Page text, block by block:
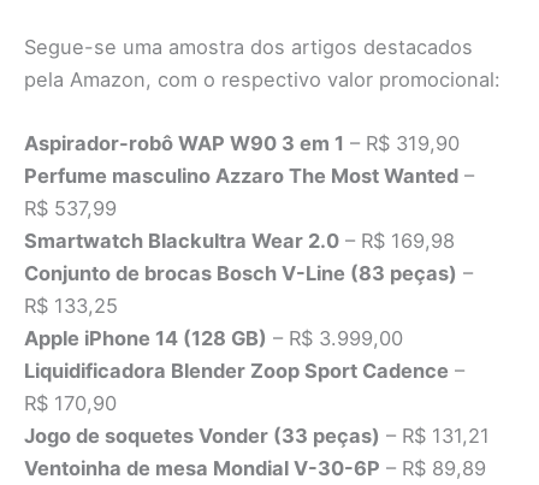
Segue-se uma amostra dos artigos destacados
pela Amazon, com o respectivo valor promocional:
Aspirador-robô WAP W90 3 em 1 – R$ 319,90
Perfume masculino Azzaro The Most Wanted –
R$ 537,99
Smartwatch Blackultra Wear 2.0 – R$ 169,98
Conjunto de brocas Bosch V-Line (83 peças) –
R$ 133,25
Apple iPhone 14 (128 GB) – R$ 3.999,00
Liquidificadora Blender Zoop Sport Cadence –
R$ 170,90
Jogo de soquetes Vonder (33 peças) – R$ 131,21
Ventoinha de mesa Mondial V-30-6P – R$ 89,89